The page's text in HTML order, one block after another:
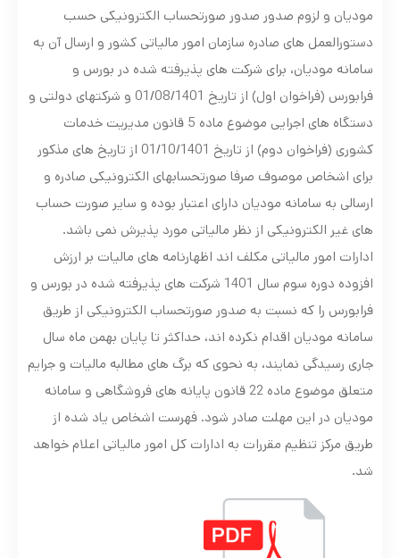
مودیان و لزوم صدور صدور صورتحساب الکترونیکی حسب
دستورالعمل های صادره سازمان امور مالیاتی کشور و ارسال آن به
سامانه مودیان، برای شرکت های پذیرفته شده در بورس و
فرابورس (فراخوان اول) از تاریخ 01/08/1401 و شرکتهای دولتی و
دستگاه های اجرایی موضوع ماده 5 قانون مدیریت خدمات
کشوری (فراخوان دوم) از تاریخ 01/10/1401 از تاریخ های مذکور
برای اشخاص موصوف صرفا صورتحسابهای الکترونیکی صادره و
ارسالی به سامانه مودیان دارای اعتبار بوده و سایر صورت حساب
های غیر الکترونیکی از نظر مالیاتی مورد پذیرش نمی باشد.
ادارات امور مالیاتی مکلف اند اظهارنامه های مالیات بر ارزش
افزوده دوره سوم سال 1401 شرکت های پذیرفته شده در بورس و
فرابورس را که نسبت به صدور صورتحساب الکترونیکی از طریق
سامانه مودیان اقدام نکرده اند، حداکثر تا پایان بهمن ماه سال
جاری رسیدگی نمایند، به نحوی که برگ های مطالبه مالیات و جرایم
متعلق موضوع ماده 22 قانون پایانه های فروشگاهی و سامانه
مودیان در این مهلت صادر شود. فهرست اشخاص یاد شده از
طریق مرکز تنظیم مقررات به ادارات کل امور مالیاتی اعلام خواهد
شد.